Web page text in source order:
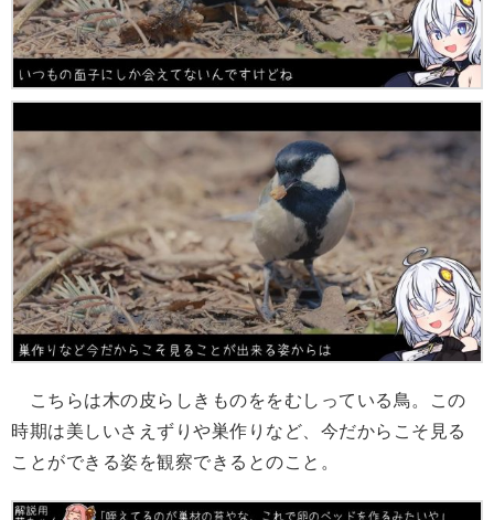
こちらは木の皮らしきものををむしっている鳥。この
時期は美しいさえずりや巣作りなど、今だからこそ見る
ことができる姿を観察できるとのこと。